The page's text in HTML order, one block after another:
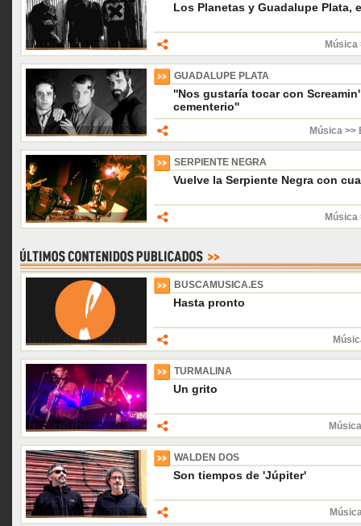
Los Planetas y Guadalupe Plata,
Música
GUADALUPE PLATA
''Nos gustaría tocar con
cementerio''
Música >>
SERPIENTE NEGRA
Vuelve la Serpiente Negra con
Música
BUSCAMUSICA.ES
Hasta pronto
TURMALINA
Un grito
WALDEN DOS
Son tiempos de 'Júpiter'